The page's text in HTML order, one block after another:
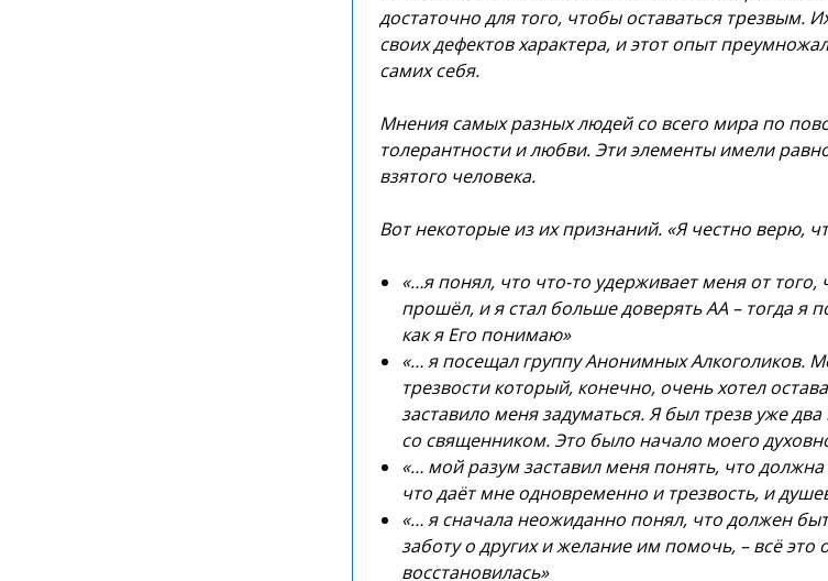
достаточно для того, чтобы оставаться трезвым.
своих дефектов характера, и этот опыт
самих себя.
Мнения самых разных людей со всего мира по
толерантности и любви. Эти элементы имели
взятого человека.
Вот некоторые из их признаний. «Я честно верю,
«…я понял, что что-то удерживает меня от
прошёл, и я стал больше доверять АА – тогда я
как я Его понимаю»
«… я посещал группу Анонимных Алкоголиков.
трезвости который, конечно, очень хотел
заставило меня задуматься. Я был трезв уже
со священником. Это было начало моего
«… мой разум заставил меня понять, что
что даёт мне одновременно и трезвость, и
«… я сначала неожиданно понял, что должен
заботу о других и желание им помочь, – всё
восстановилась»